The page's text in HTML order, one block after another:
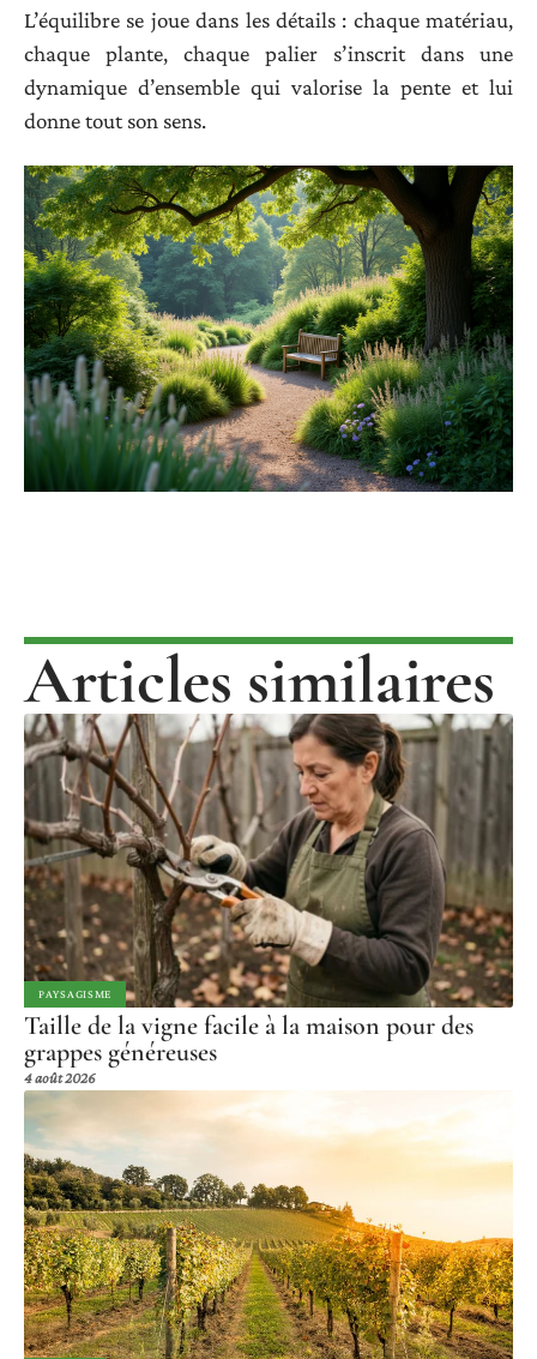
L’équilibre se joue dans les détails : chaque matériau,
chaque plante, chaque palier s’inscrit dans une
dynamique d’ensemble qui valorise la pente et lui
donne tout son sens.
Articles similaires
PAYSAGISME
Taille de la vigne facile à la maison pour des
grappes généreuses
4 août 2026